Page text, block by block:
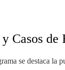
Casos de
se destaca la